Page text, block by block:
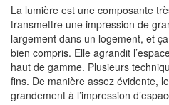
La lumière est une composante
transmettre une impression de
largement dans un logement, et
bien compris. Elle agrandit
haut de gamme. Plusieurs
fins. De manière assez évidente,
grandement à l’impression